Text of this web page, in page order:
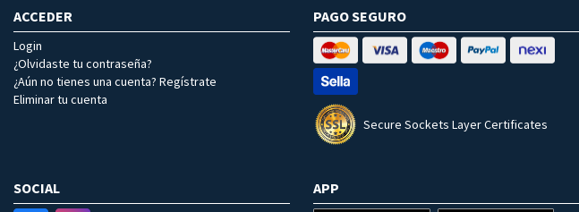
ACCEDER
Login
¿Olvidaste tu contraseña?
¿Aún no tienes una cuenta? Regístrate
Eliminar tu cuenta
PAGO SEGURO
Secure Sockets Layer Certificates
SOCIAL APP